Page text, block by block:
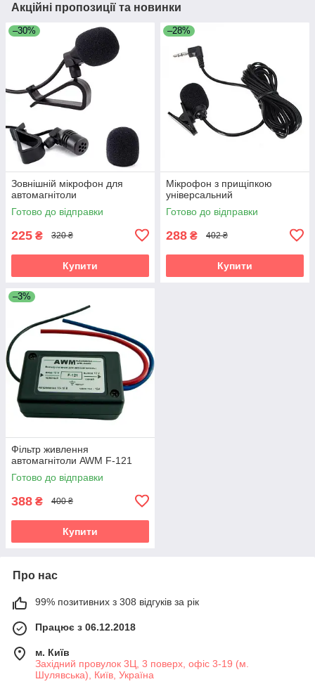
Акційні пропозиції та новинки
–30%
Зовнішній мікрофон для
автомагнітоли
Готово до відправки
225 ₴ 320 ₴
Купити
–28%
Мікрофон з прищіпкою
універсальний
Готово до відправки
288 ₴ 402 ₴
Купити
–3%
Фільтр живлення
автомагнітоли AWM F-121
Готово до відправки
388 ₴ 400 ₴
Купити
Про нас
99% позитивних з 308 відгуків за рік
Працює з 06.12.2018
м. Київ
Західний провулок 3Ц, 3 поверх, офіс 3-19 (м.
Шулявська), Київ, Україна